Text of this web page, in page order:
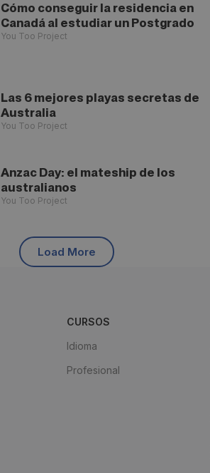
Cómo conseguir la residencia en
Canadá al estudiar un Postgrado
You Too Project
Las 6 mejores playas secretas de
Australia
You Too Project
Anzac Day: el mateship de los
australianos
You Too Project
Load More
CURSOS
Idioma
Profesional